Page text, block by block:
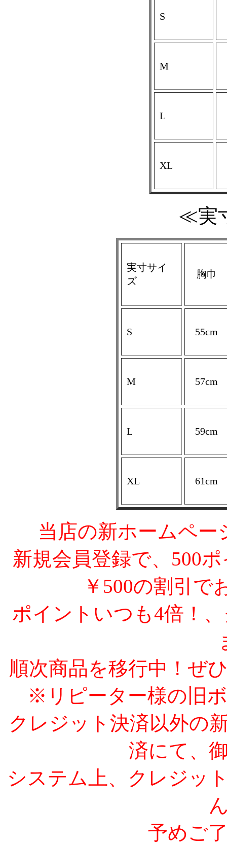
S
M
L
XL
≪実
実寸サイ
ズ
胸巾
S 55cm
M 57cm
L 59cm
XL 61cm
当店の新ホームペ
新規会員登録で、500
￥500の割引で
ポイントいつも4倍！
順次商品を移行中！ぜ
※リピーター様の旧
クレジット決済以外の
済にて、
システム上、クレジッ
予めご